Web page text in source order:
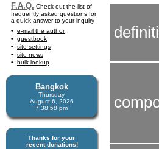
F.A.Q. Check out the list of
frequently asked questions for
a quick answer to your inquiry
e-mail the author
guestbook
site settings
site news
bulk lookup
Bangkok
Thursday
August 6, 2026
7:38:58 pm
Thanks for your
recent donations!